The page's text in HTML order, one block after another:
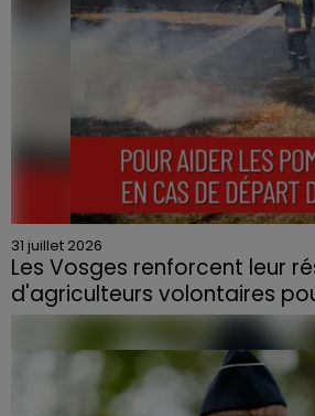
31 juillet 2026
Les Vosges renforcent leur
d'agriculteurs volontaires
Face à la sécheresse et aux
la Chambre d'agriculture des
aux agriculteurs volontaires pour